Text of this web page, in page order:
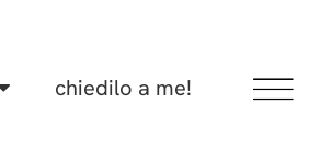
chiedilo a me!